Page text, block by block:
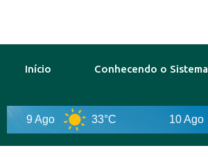
Início Conhecendo o Sistema
9 Ago 33°C 10 Ago